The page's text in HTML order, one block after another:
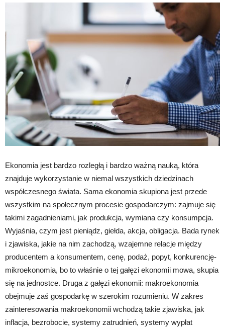
Ekonomia jest bardzo rozległą i bardzo ważną nauką, która
znajduje wykorzystanie w niemal wszystkich dziedzinach
współczesnego świata. Sama ekonomia skupiona jest przede
wszystkim na społecznym procesie gospodarczym: zajmuje się
takimi zagadnieniami, jak produkcja, wymiana czy konsumpcja.
Wyjaśnia, czym jest pieniądz, giełda, akcja, obligacja. Bada rynek
i zjawiska, jakie na nim zachodzą, wzajemne relacje między
producentem a konsumentem, cenę, podaż, popyt, konkurencję-
mikroekonomia, bo to właśnie o tej gałęzi ekonomii mowa, skupia
się na jednostce. Druga z gałęzi ekonomii: makroekonomia
obejmuje zaś gospodarkę w szerokim rozumieniu. W zakres
zainteresowania makroekonomii wchodzą takie zjawiska, jak
inflacja, bezrobocie, systemy zatrudnień, systemy wypłat